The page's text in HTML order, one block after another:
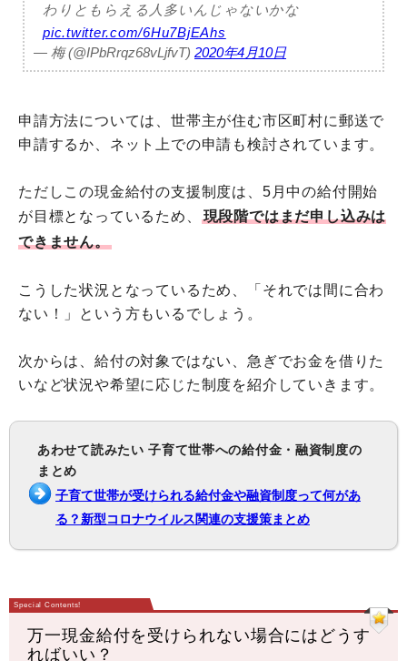
わりともらえる人多いんじゃないかな
pic.twitter.com/6Hu7BjEAhs
— 梅 (@IPbRrqz68vLjfvT) 2020年4月10日
申請方法については、世帯主が住む市区町村に郵送で
申請するか、ネット上での申請も検討されています。
ただしこの現金給付の支援制度は、5月中の給付開始
が目標となっているため、
現段階ではまだ申し込みは
できません。
こうした状況となっているため、「それでは間に合わ
ない！」という方もいるでしょう。
次からは、給付の対象ではない、急ぎでお金を借りた
いなど状況や希望に応じた制度を紹介していきます。
あわせて読みたい 子育て世帯への給付金・融資制度の
まとめ
子育て世帯が受けられる給付金や融資制度って何があ
る？新型コロナウイルス関連の支援策まとめ
万一現金給付を受けられない場合にはどうす
ればいい？